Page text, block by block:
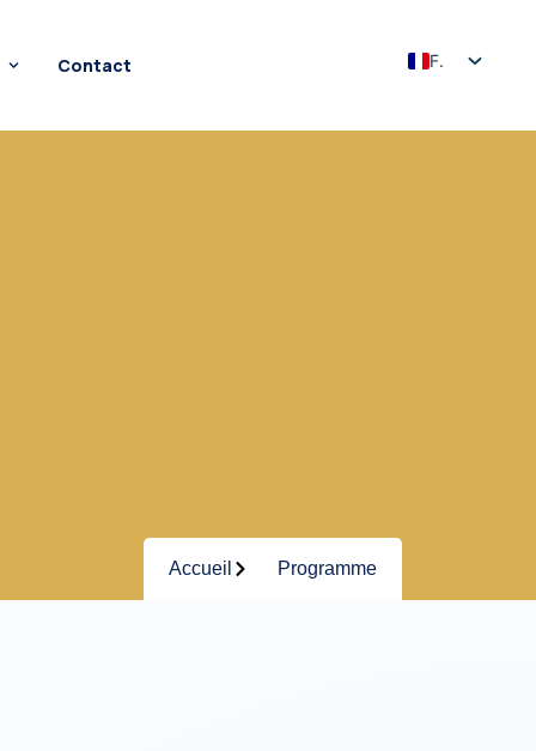
Contact
FR
Accueil Programme